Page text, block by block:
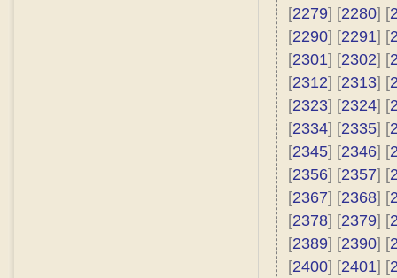
[2279] [2280] [
[2290] [2291] [
[2301] [2302] [
[2312] [2313] [
[2323] [2324] [
[2334] [2335] [
[2345] [2346] [
[2356] [2357] [
[2367] [2368] [
[2378] [2379] [
[2389] [2390] [
[2400] [2401] [